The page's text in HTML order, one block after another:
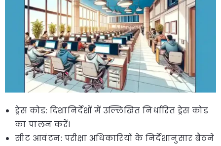
ड्रेस कोड: दिशानिर्देशों में उल्लिखित निर्धारित ड्रेस कोड
का पालन करें।
सीट आवंटन: परीक्षा अधिकारियों के निर्देशानुसार बैठने